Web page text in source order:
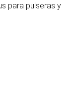
para pulseras y